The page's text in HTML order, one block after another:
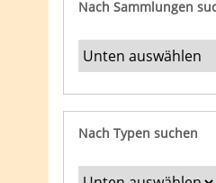
Nach Sammlungen
Nach Typen suchen